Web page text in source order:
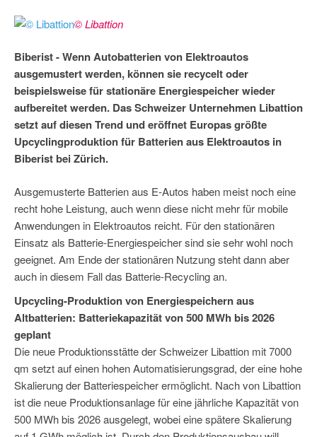
© Libattion
Biberist - Wenn Autobatterien von Elektroautos
ausgemustert werden, können sie recycelt oder
beispielsweise für stationäre Energiespeicher wieder
aufbereitet werden. Das Schweizer Unternehmen Libattion
setzt auf diesen Trend und eröffnet Europas größte
Upcyclingproduktion für Batterien aus Elektroautos in
Biberist bei Zürich.
Ausgemusterte Batterien aus E-Autos haben meist noch eine
recht hohe Leistung, auch wenn diese nicht mehr für mobile
Anwendungen in Elektroautos reicht. Für den stationären
Einsatz als Batterie-Energiespeicher sind sie sehr wohl noch
geeignet. Am Ende der stationären Nutzung steht dann aber
auch in diesem Fall das Batterie-Recycling an.
Upcycling-Produktion von Energiespeichern aus
Altbatterien: Batteriekapazität von 500 MWh bis 2026
geplant
Die neue Produktionsstätte der Schweizer Libattion mit 7000
qm setzt auf einen hohen Automatisierungsgrad, der eine hohe
Skalierung der Batteriespeicher ermöglicht. Nach von Libattion
ist die neue Produktionsanlage für eine jährliche Kapazität von
500 MWh bis 2026 ausgelegt, wobei eine spätere Skalierung